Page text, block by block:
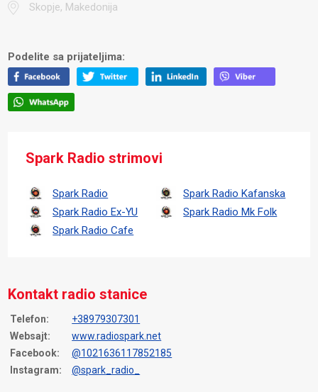
Skopje, Makedonija
Podelite sa prijateljima:
Spark Radio strimovi
Spark Radio
Spark Radio Kafanska
Spark Radio Ex-YU
Spark Radio Mk Folk
Spark Radio Cafe
Kontakt radio stanice
Telefon:
+38979307301
Websajt:
www.radiospark.net
Facebook:
@1021636117852185
Instagram:
@spark_radio_